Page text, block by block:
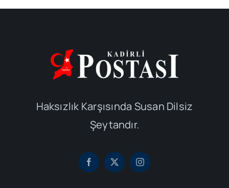
Haksızlık Karşısında Susan Dilsiz
Şeytandır.